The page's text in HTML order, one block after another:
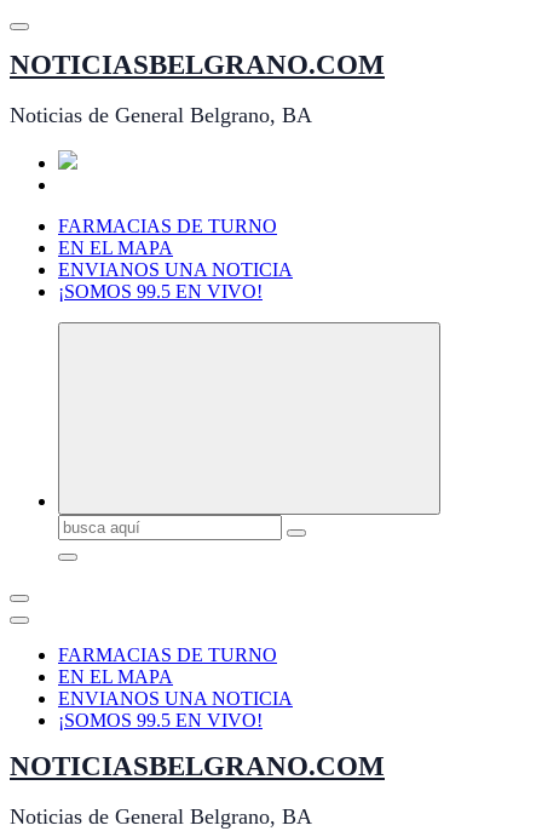
Saltar
contenido
NOTICIASBELGRANO.COM
Noticias de General Belgrano, BA
FARMACIAS DE TURNO
EN EL MAPA
ENVIANOS UNA NOTICIA
¡SOMOS 99.5 EN VIVO!
Buscar:
FARMACIAS DE TURNO
EN EL MAPA
ENVIANOS UNA NOTICIA
¡SOMOS 99.5 EN VIVO!
NOTICIASBELGRANO.COM
Noticias de General Belgrano, BA